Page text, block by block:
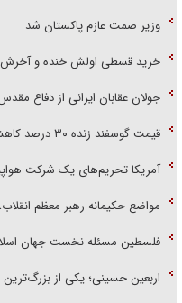
وزیر صمت عازم پاکستان شد
خرید قسطی اولش خنده و
جولان عقابان ایرانی از دفاع
قیمت گوسفند زنده ۳۰ درصد کاهش یافت؛ گوشت ارزان نشد
آمریکا تحریم‌های یک شرکت
مواضع حکیمانه رهبر معظم
فلسطین مسئله نخست جهان
اربعین حسینی؛ یکی از